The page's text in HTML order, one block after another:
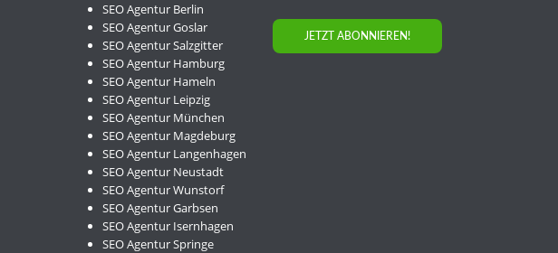
SEO Agentur Berlin
SEO Agentur Goslar
SEO Agentur Salzgitter
SEO Agentur Hamburg
SEO Agentur Hameln
SEO Agentur Leipzig
SEO Agentur München
SEO Agentur Magdeburg
SEO Agentur Langenhagen
SEO Agentur Neustadt
SEO Agentur Wunstorf
SEO Agentur Garbsen
SEO Agentur Isernhagen
SEO Agentur Springe
JETZT ABONNIEREN!